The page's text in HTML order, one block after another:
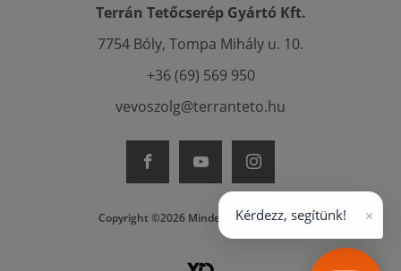
Terrán Tetőcserép Gyártó Kft.
7754 Bóly, Tompa Mihály u. 10.
+36 (69) 569 950
vevoszolg@terranteto.hu
Copyright ©2026 Minden jog fenntartva
Kérdezz, segítünk! ×